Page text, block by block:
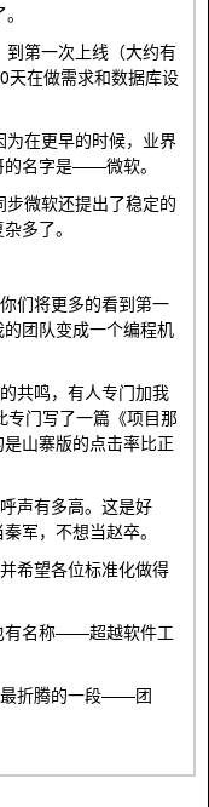
第一次上线（大约有
天在做需求和数据库设
在更早的时候，业界
的名字是——微软。
微软还提出了稳定的
多了。
们将更多的看到第一
团队变成一个编程机
共鸣，有人专门加我
专门写了一篇《项目那
山寨版的点击率比正
声有多高。这是好
军，不想当赵卒。
希望各位标准化做得
名称——超越软件工
折腾的一段——团